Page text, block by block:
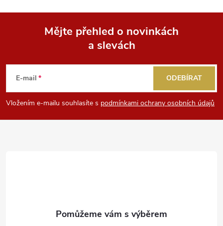
p
a
Mějte přehled o novinkách
a slevách
E-mail
Vložením e-mailu souhlasíte s podmínkami ochrany osobních údajů
ODEBÍRAT